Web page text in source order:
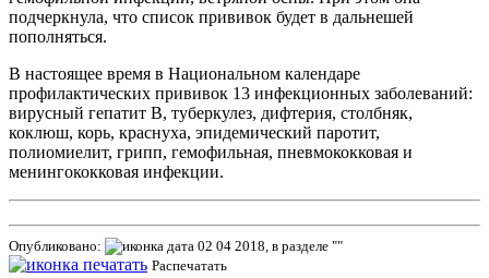
подчеркнула, что список прививок будет в дальнешей
пополняться.
В настоящее время в Национальном календаре
профилактических прививок 13 инфекционных заболеваний:
вирусный гепатит В, туберкулез, дифтерия, столбняк,
коклюш, корь, краснуха, эпидемический паротит,
полиомиелит, грипп, гемофильная, пневмококковая и
менингококковая инфекции.
Опубликовано:
02 04 2018, в разделе ""
Распечатать